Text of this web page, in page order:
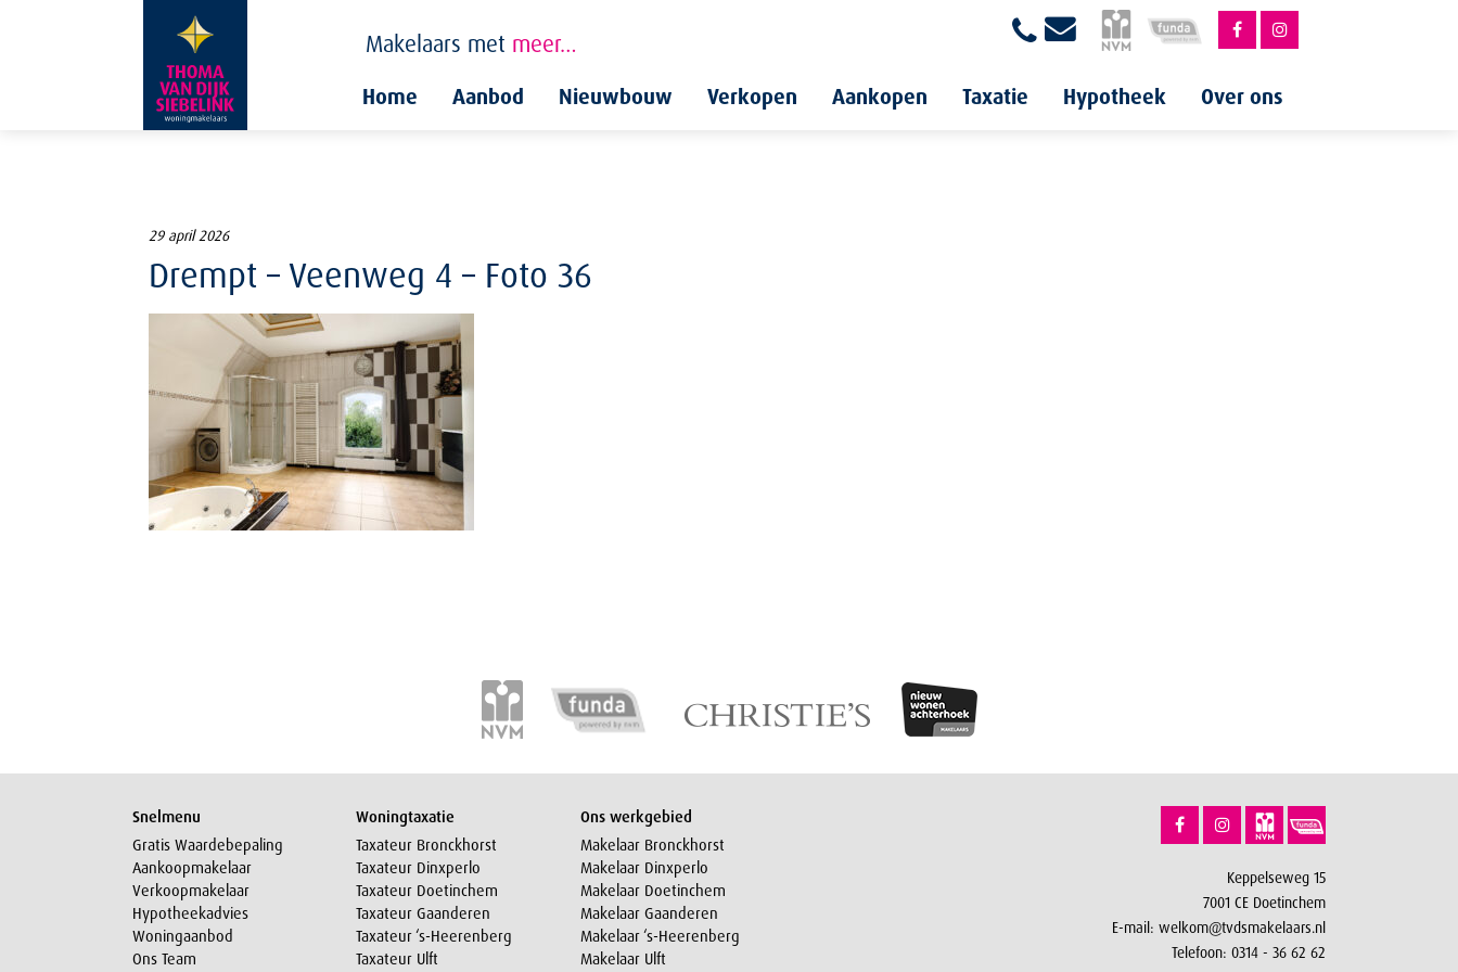
Makelaars met meer…
Home Aanbod Nieuwbouw Verkopen Aankopen Taxatie Hypotheek Over ons
29 april 2026
Drempt – Veenweg 4 – Foto 36
Snelmenu
Gratis Waardebepaling
Aankoopmakelaar
Verkoopmakelaar
Hypotheekadvies
Woningaanbod
Ons Team
Woningtaxatie
Taxateur Bronckhorst
Taxateur Dinxperlo
Taxateur Doetinchem
Taxateur Gaanderen
Taxateur ‘s-Heerenberg
Taxateur Ulft
Ons werkgebied
Makelaar Bronckhorst
Makelaar Dinxperlo
Makelaar Doetinchem
Makelaar Gaanderen
Makelaar ‘s-Heerenberg
Makelaar Ulft
Keppelseweg 15
7001 CE Doetinchem
E-mail: welkom@tvdsmakelaars.nl
Telefoon: 0314 - 36 62 62